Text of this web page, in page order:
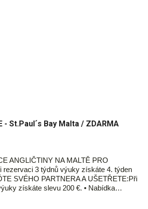
- St.Paul´s Bay Malta / ZDARMA
ANGLIČTINY NA MALTĚ PRO
rezervaci 3 týdnů výuky získáte 4. týden
SVÉHO PARTNERA A UŠETŘETE:Při
získáte slevu 200 €. • Nabídka…